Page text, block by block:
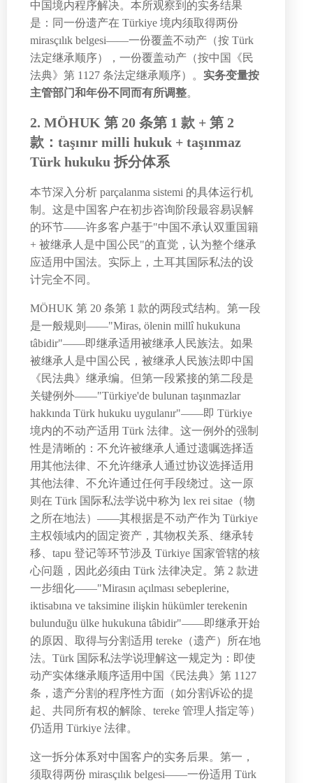
中国境内程序解决。本所观察到的实务结果
是：同一份遗产在 Türkiye 境内须取得两份
mirasçılık belgesi——一份覆盖不动产（按 Türk
法定继承顺序），一份覆盖动产（按中国《民
法典》第 1127 条法定继承顺序）。 实务变量按
主管部门和年份不同而有所调整。
2. MÖHUK 第 20 条第 1 款 + 第 2
款：taşınır milli hukuk + taşınmaz
Türk hukuku 拆分体系
本节深入分析 parçalanma sistemi 的具体运行机
制。这是中国客户在初步咨询阶段最容易误解
的环节——许多客户基于"中国不承认双重国籍
+ 被继承人是中国公民"的直觉，认为整个继承
应适用中国法。实际上，土耳其国际私法的设
计完全不同。
MÖHUK 第 20 条第 1 款的两段式结构。第一段
是一般规则——"Miras, ölenin millî hukukuna
tâbidir"——即继承适用被继承人民族法。如果
被继承人是中国公民，被继承人民族法即中国
《民法典》继承编。但第一段紧接的第二段是
关键例外——"Türkiye'de bulunan taşınmazlar
hakkında Türk hukuku uygulanır"——即 Türkiye
境内的不动产适用 Türk 法律。这一例外的强制
性是清晰的：不允许被继承人通过遗嘱选择适
用其他法律、不允许继承人通过协议选择适用
其他法律、不允许通过任何手段绕过。这一原
则在 Türk 国际私法学说中称为 lex rei sitae（物
之所在地法）——其根据是不动产作为 Türkiye
主权领域内的固定资产，其物权关系、继承转
移、tapu 登记等环节涉及 Türkiye 国家管辖的核
心问题，因此必须由 Türk 法律决定。第 2 款进
一步细化——"Mirasın açılması sebeplerine,
iktisabına ve taksimine ilişkin hükümler terekenin
bulunduğu ülke hukukuna tâbidir"——即继承开始
的原因、取得与分割适用 tereke（遗产）所在地
法。Türk 国际私法学说理解这一规定为：即使
动产实体继承顺序适用中国《民法典》第 1127
条，遗产分割的程序性方面（如分割诉讼的提
起、共同所有权的解除、tereke 管理人指定等）
仍适用 Türkiye 法律。
这一拆分体系对中国客户的实务后果。第一，
须取得两份 mirasçılık belgesi——一份适用 Türk